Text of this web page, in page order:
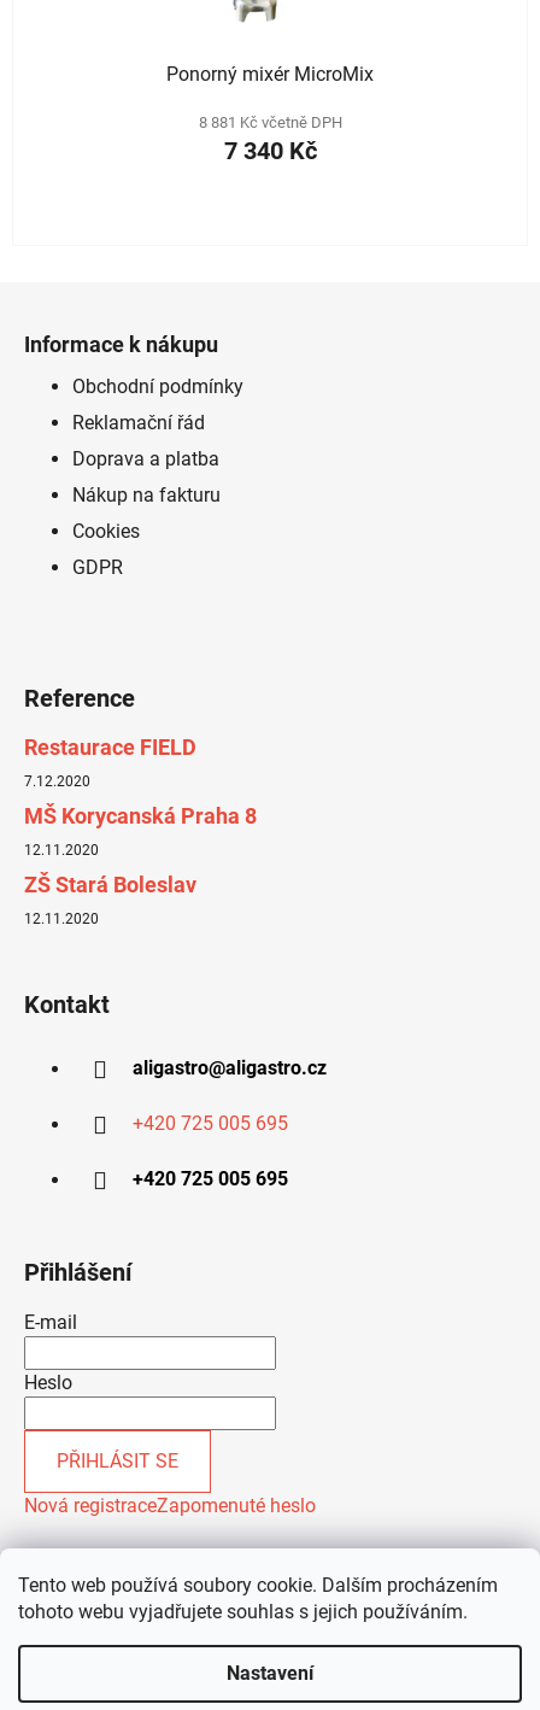
Tento web používá soubory cookie. Dalším procházením
tohoto webu vyjadřujete souhlas s jejich používáním.
Nastavení
Ponorný mixér MicroMix
8 881 Kč včetně DPH
7 340 Kč
Informace k nákupu
Obchodní podmínky
Reklamační řád
Doprava a platba
Nákup na fakturu
Cookies
GDPR
Reference
Restaurace FIELD
7.12.2020
MŠ Korycanská Praha 8
12.11.2020
ZŠ Stará Boleslav
12.11.2020
Kontakt
aligastro@aligastro.cz
+420 725 005 695
+420 725 005 695
Přihlášení
E-mail
Heslo
PŘIHLÁSIT SE
Nová registraceZapomenuté heslo